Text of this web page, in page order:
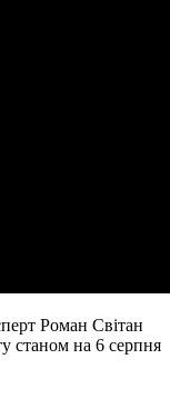
Роман Світан
станом на 6 серпня